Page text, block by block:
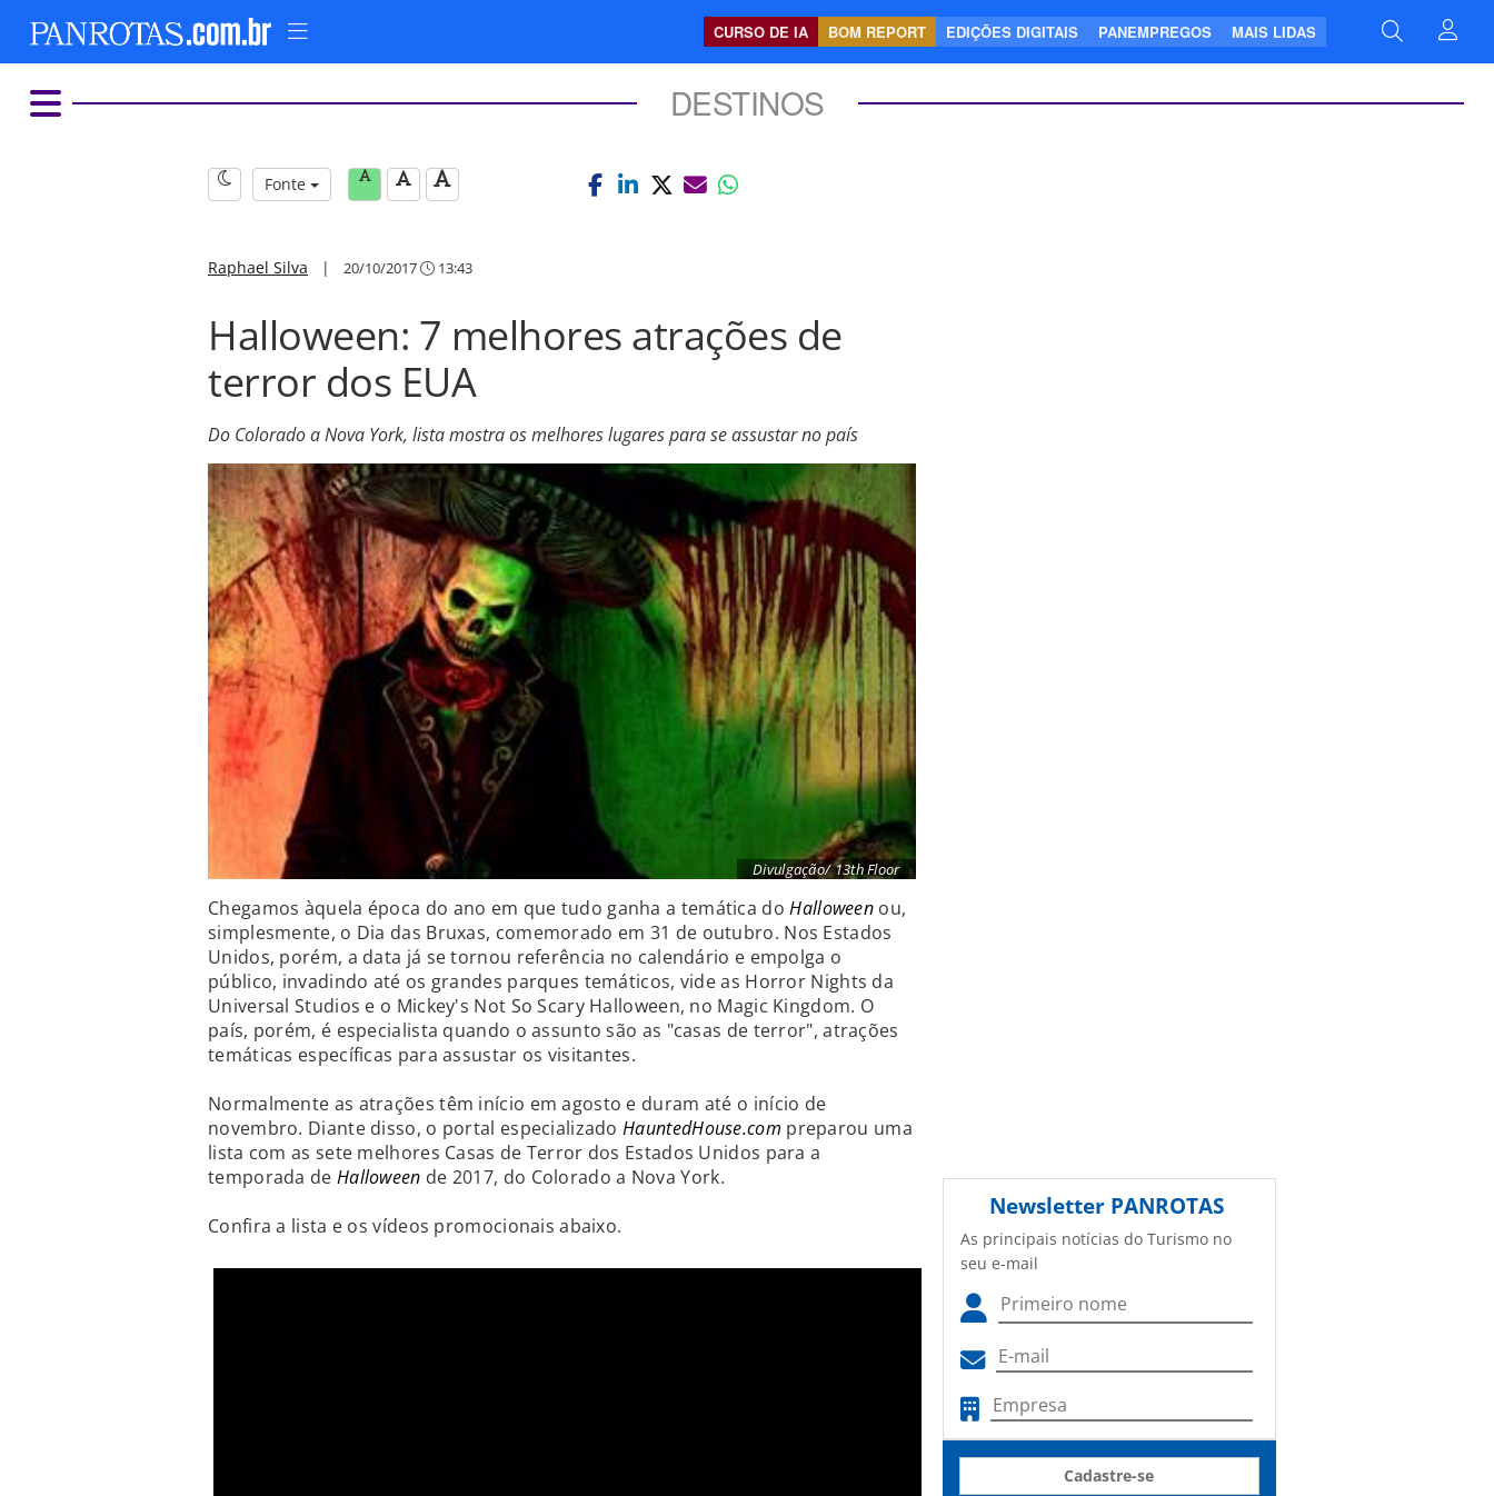
CURSO DE IA BOM REPORT EDIÇÕES DIGITAIS PANEMPREGOS MAIS LIDAS
DESTINOS
Fonte
Raphael Silva | 20/10/2017 13:43
Halloween: 7 melhores atrações de
terror dos EUA
Do Colorado a Nova York, lista mostra os melhores lugares para se assustar no país
Divulgação/ 13th Floor
Chegamos àquela época do ano em que tudo ganha a temática doHalloween ou,
simplesmente, o Dia das Bruxas, comemorado em 31 de outubro. Nos Estados
Unidos, porém, a data já se tornou referência no calendário e empolga o
público, invadindo até os grandes parques temáticos, vide as Horror Nights da
Universal Studios e o Mickey's Not So Scary Halloween, no Magic Kingdom. O
país, porém, é especialista quando o assunto são as "casas de terror", atrações
temáticas específicas para assustar os visitantes.
Normalmente as atrações têm início em agosto e duram até o início de
novembro. Diante disso, o portal especializadoHauntedHouse.com preparou uma
lista com as sete melhores Casas de Terror dos Estados Unidos para a
temporada de Halloween de 2017, do Colorado a Nova York.
Confira a lista e os vídeos promocionais abaixo.
Newsletter PANROTAS
As principais notícias do Turismo no
seu e-mail
Cadastre-se